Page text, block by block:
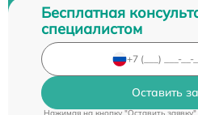
Бесплатная
специалистом
Оставить